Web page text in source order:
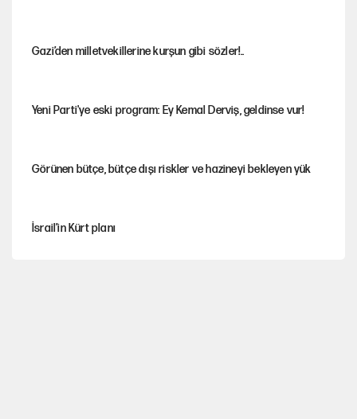
Gazi’den milletvekillerine kurşun gibi sözler!..
Yeni Parti'ye eski program: Ey Kemal Derviş, geldinse vur!
Görünen bütçe, bütçe dışı riskler ve hazineyi bekleyen yük
İsrail’in Kürt planı